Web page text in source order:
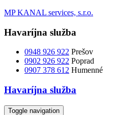
MP KANAL services, s.r.o.
Havaríjna služba
0948 926 922 Prešov
0902 926 922 Poprad
0907 378 612 Humenné
Havaríjna služba
Toggle navigation